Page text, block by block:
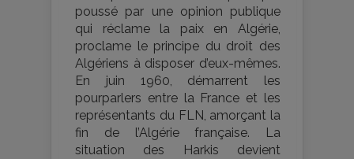
poussé par une opinion publique
qui réclame la paix en Algérie,
proclame le principe du droit des
Algériens à disposer d’eux-mêmes.
En juin 1960, démarrent les
pourparlers entre la France et les
représentants du FLN, amorçant la
fin de l’Algérie française. La
situation des Harkis devient